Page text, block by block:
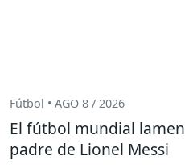
Fútbol • AGO 8 / 2026
El fútbol mundial
padre de Lionel Messi